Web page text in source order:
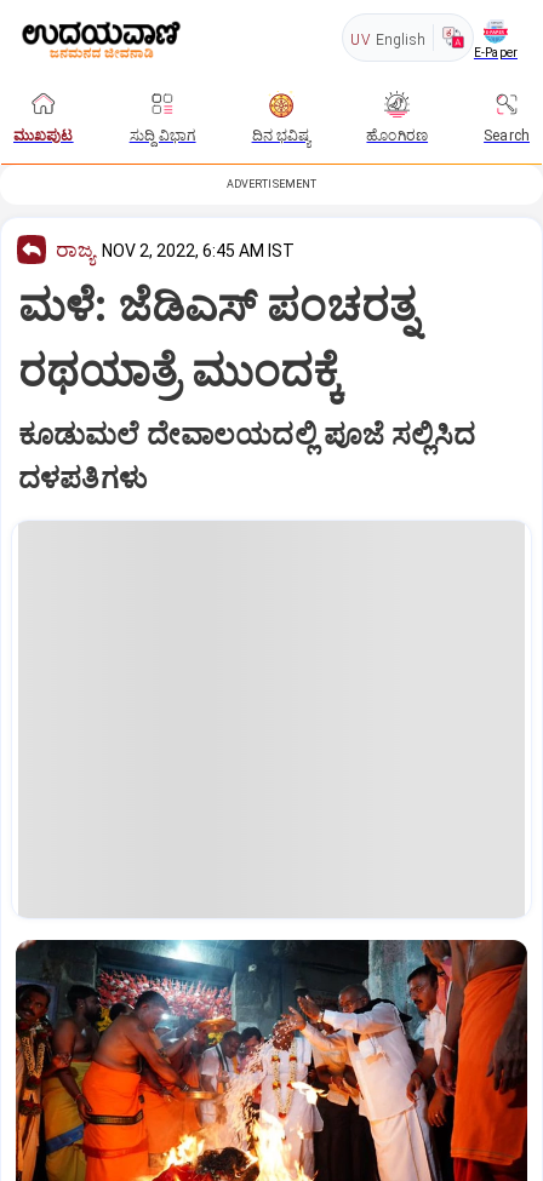
UV English
E-Paper
ಮುಖಪುಟ ಸುದ್ದಿ ವಿಭಾಗ ದಿನ ಭವಿಷ್ಯ ಹೊಂಗಿರಣ Search
ADVERTISEMENT
ರಾಜ್ಯ NOV 2, 2022, 6:45 AM IST
ಮಳೆ: ಜೆಡಿಎಸ್‌ ಪಂಚರತ್ನ
ರಥಯಾತ್ರೆ ಮುಂದಕ್ಕೆ
ಕೂಡುಮಲೆ ದೇವಾಲಯದಲ್ಲಿ ಪೂಜೆ ಸಲ್ಲಿಸಿದ
ದಳಪತಿಗಳು